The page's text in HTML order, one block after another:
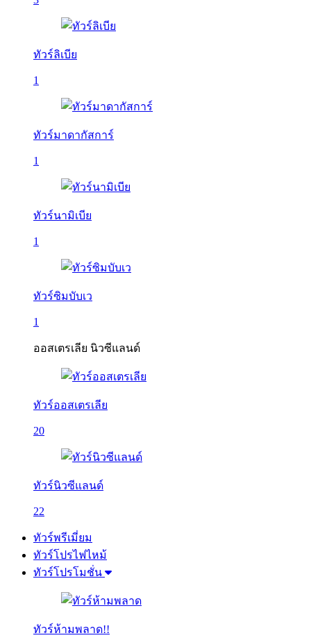
ทัวร์ลิเบีย
1
ทัวร์มาดากัสการ์
1
ทัวร์นามิเบีย
1
ทัวร์ซิมบับเว
1
ออสเตรเลีย นิวซีแลนด์
ทัวร์ออสเตรเลีย
20
ทัวร์นิวซีแลนด์
22
ทัวร์พรีเมี่ยม
ทัวร์โปรไฟไหม้
ทัวร์โปรโมชั่น
ทัวร์ห้ามพลาด!!